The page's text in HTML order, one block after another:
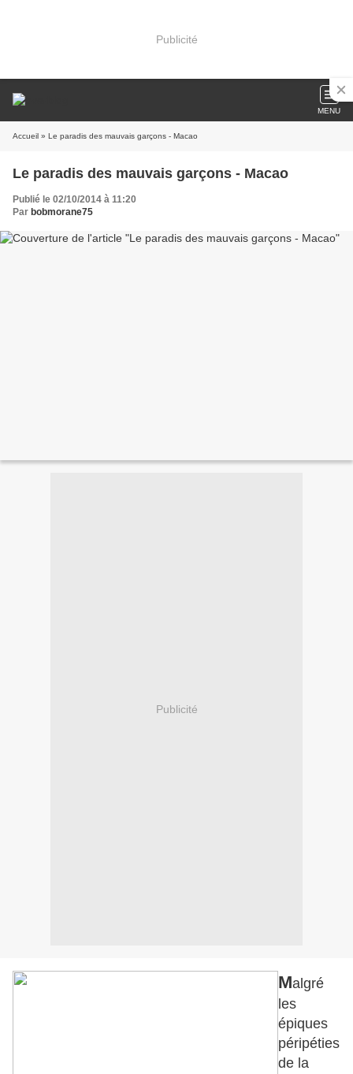
Publicité
MENU
Accueil » Le paradis des mauvais garçons - Macao
Le paradis des mauvais garçons - Macao
Publié le 02/10/2014 à 11:20
Par bobmorane75
Publicité
Malgré
les
épiques
péripéties
de la